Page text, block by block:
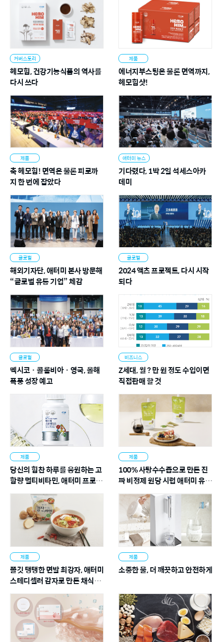
록 자체가 불가한 경우가 더러 있습니다. 이에 애터미는 지구상
모든 소비자들이 헤모힘을 경험할 수 있도록 헤모힘의 글로벌 버
전을 개발하는데 진력, 헤모힘G를 탄생시킬 수 있었습니다.
세 번째는 올해 하반기 출시를 목표로 ‘헤모힘샷’을 개발하고 있
습니다. ‘박O스’처럼 맛으로 당기는 헤모힘이 목표입니다. 헤모
힘의 이중기능성 인증과 더불어 헤모힘G, 헤모힘샷까지, 애터미
는 더 많은 소비자들이 헤모힘을 경험할 수 있도록 헤모힘의 라인
을 확장하고 있습니다. 이러한 결실을 맺게 하는 애터미의 끊임없
는 노력은 경영 목표 1번인 고객의 성공을 향한 끊임없는 염원에
서 비롯됩니다.
지난 4월부터 저는 글로벌 제심합력 프로그램인 액츠 프로젝트
의 일환으로 중국과 홍콩, 그리고 몽골의 석세스아카데미에 참가
했습니다. 중국에서는 온오프라인을 합해 무려 13만여 회원들이
석세스아카데미에 이목을 집중했습니다. 그리고 홍콩과 몽골에
서도 수많은 회원들이 참석하며 성공을 꿈꾸고, 계획하고, 앞으로
계로 확장되고 있는 것입니다.
애터미에는 가난을 벗어나 성공을 향할 수 있도록 이끌어 주는 성
공 시스템이 있습니다. 또 서로가 서로의 성공을 밀어주고 끌어주
는 제심합력의 정신이 있습니다. 무엇보다 간절하게 성공을 꿈꾸
는 회원이 있고 그 꿈을 현실로 만들어 줄 절대품질 절대가격의
제품들이 있습니다. 품질은 최고로 유지하고 가격은 최대한 저렴
하게 판매한다는 정책은 양립하기 힘듭니다. 보통 품질과 가격 가
자택이(兩者擇二)를 한 것입니다.
저는 성경을 통해서 양자택이의 지혜를 배우게 되었습니다. 상반
된 것을 동시에 이루는 것은 어렵지만 하나님께서는 공의와 사랑,
어느 것도 포기하지 않으시고 동시에 이루십니다. 하나님의 공의
는 죄를 행하면 책임질 것을 요구하시는 하나님의 공적인 의로우
심입니다. 또한 하나님께서는 사람들의 궁극적인 행복을 위해 늘
우리를 돌보시고 양식을 공급하시는 한없는 사랑을 베푸십니다.
엄하지만, 동시에 하나님의 사랑은 자비롭고 은혜롭고 용서하시
는 것입니다.
준엄하기 짝이 없는 공의와 한없이 자애로운 사랑, 이처럼 두 가
지 상반된 가치를 모두 포기하지 않고 추구하는 것, 그 양자택이
의 정신이 애터미의 제품 전략에 담겨서 절대품질과 절대가격의
원리가 나오게 된 것입니다. 준엄하기 짝이 없는 하나님의 공의를
보고 한 치의 흔들림도 없는 절대품질을 떠올렸고, 한없이 자애로
절대가격을 생각한 것입니다.
1,500만 회원 여러분, 여러분은 단순한 사업자도 소비자도 아닙
니다. 가난한 이웃에게 성공의 길을 알려주고 그들의 손을 잡고
함께 나아가는 사명을 지닌 애터미인입니다. 여러분은 파트너를
성공시키는, 그리고 주변의 가난한 이웃들을 성공의 길로 인도하
는 숭고한 사명을 지니고 있습니다. 저 박한길과 애터미의 모든
임직원은 여러분이 걸어가는 그 길을 세상의 어떤 길보다 더욱 튼
튼하고 안전하게 만들어 나갈 것입니다. 애터미는 한없이 자애로
운 하나님의 사랑을 본받은 공의 기업으로 회원 여러분을 사랑하
고 여러분의 성공을 간절하게 기원하고 있습니다.
커버스토리
헤모힘, 건강기능식품의 역사를
다시 쓰다
제품
에너지부스팅은 물론 면역까지,
헤모힘샷!
제품
축 헤모힘! 면역은 물론 피로까
지 한 번에 잡았다
애터미 뉴스
기다렸다, 1박 2일 석세스아카
데미
글로벌
해외기자단, 애터미 본사 방문해
“글로벌 유통 기업” 체감
글로벌
2024 액츠 프로젝트, 다시 시작
되다
글로벌
멕시코 · 콜롬비아 · 영국, 올해
폭풍 성장 예고
비즈니스
Z세대, 월 ? 만 원 정도 수입이면
직접판매 할 것
제품
당신의 힘찬 하루를 응원하는 고
함량 멀티비타민, 애터미 프로팩
타민
제품
100% 사탕수수즙으로 만든 진
짜 비정제 원당 시럽 애터미 유기
농 미네랄 원당 시럽
제품
쫄깃 탱탱한 면발 최강자, 애터미
스테디셀러 감자로 만든 채식라
면
제품
소중한 물, 더 깨끗하고 안전하게